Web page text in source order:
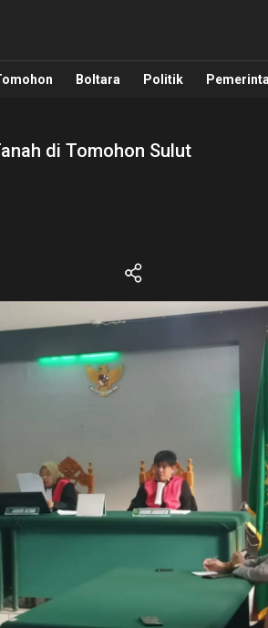
Politik, Pemerintahan, Hukum
Boltara Politik
di Tomohon Sulut